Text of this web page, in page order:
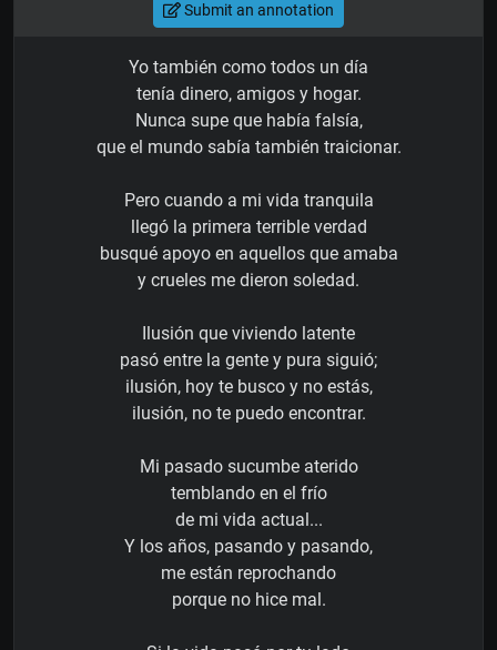
Submit an annotation
Yo también como todos un día
tenía dinero, amigos y hogar.
Nunca supe que había falsía,
que el mundo sabía también traicionar.
Pero cuando a mi vida tranquila
llegó la primera terrible verdad
busqué apoyo en aquellos que amaba
y crueles me dieron soledad.
Ilusión que viviendo latente
pasó entre la gente y pura siguió;
ilusión, hoy te busco y no estás,
ilusión, no te puedo encontrar.
Mi pasado sucumbe aterido
temblando en el frío
de mi vida actual...
Y los años, pasando y pasando,
me están reprochando
porque no hice mal.